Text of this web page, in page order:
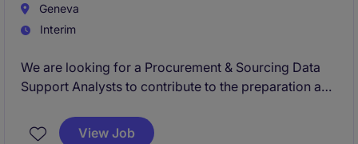
Geneva
Interim
We are looking for a Procurement & Sourcing Data
Support Analysts to contribute to the preparation and
highly operational and analytical: you will support
View Job